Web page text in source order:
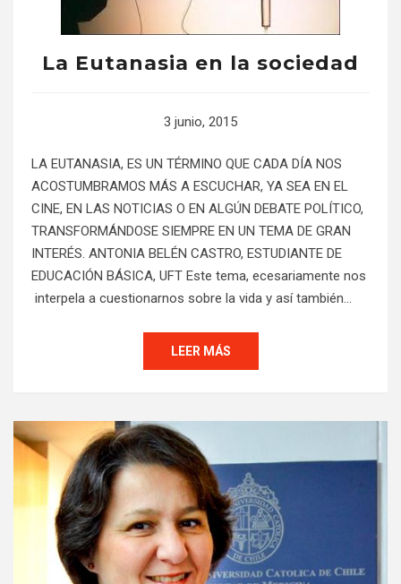
La Eutanasia en la sociedad
3 junio, 2015
LA EUTANASIA, ES UN TÉRMINO QUE CADA DÍA NOS
ACOSTUMBRAMOS MÁS A ESCUCHAR, YA SEA EN EL
CINE, EN LAS NOTICIAS O EN ALGÚN DEBATE POLÍTICO,
TRANSFORMÁNDOSE SIEMPRE EN UN TEMA DE GRAN
INTERÉS. ANTONIA BELÉN CASTRO, ESTUDIANTE DE
EDUCACIÓN BÁSICA, UFT Este tema, ecesariamente nos
interpela a cuestionarnos sobre la vida y así también…
LEER MÁS